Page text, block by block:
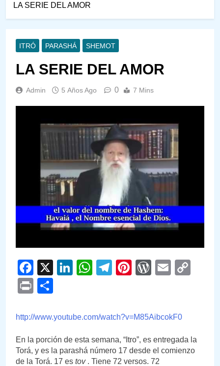
LA SERIE DEL AMOR
ITRÓ PARASHÁ SHEMOT
LA SERIE DEL AMOR
Admin 5 Años Ago 0 7 Mins
Facebook
X LinkedIn
WhatsApp
Telegram
PinterestEmail
Print
http://www.youtube.com/watch?v=M85AibcokF0
En la porción de esta semana, “Itro”, es entregada la
Torá, y es la parashá número 17 desde el comienzo
de la Torá. 17 es tov . Tiene 72 versos. 72